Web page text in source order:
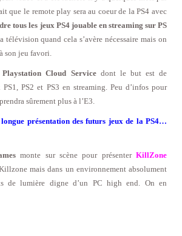
que le remote play sera au coeur de la PS4 avec
tous les jeux PS4 jouable en streaming sur PS
télévision quand cela s’avère nécessaire mais on
son jeu favori.
Playstation Cloud Servicedont le but est de
PS2 et PS3 en streaming. Peu d’infos pour
sûrement plus à l’E3.
présentation des futurs jeux de la PS4…
monte sur scène pour présenter KillZone
mais dans un environnement absolument
de lumière digne d’un PC high end. On en